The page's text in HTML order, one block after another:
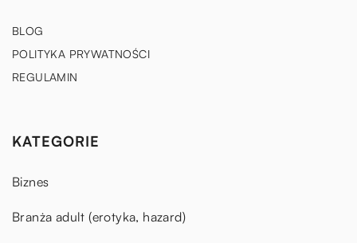
BLOG
POLITYKA PRYWATNOŚCI
REGULAMIN
KATEGORIE
Biznes
Branża adult (erotyka, hazard)